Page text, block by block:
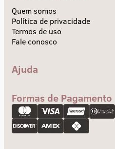
Quem somos
Política de privacidade
Termos de uso
Fale conosco
Ajuda
Troca e devolução
Pagamento
Formas de Pagamento